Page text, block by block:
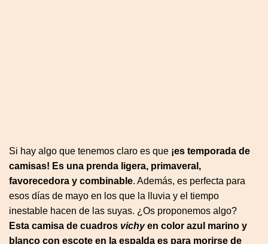
Si hay algo que tenemos claro es que ¡es temporada de
camisas! Es una prenda ligera, primaveral,
favorecedora y combinable. Además, es perfecta para
esos días de mayo en los que la lluvia y el tiempo
inestable hacen de las suyas. ¿Os proponemos algo?
Esta camisa de cuadros vichyen color azul marino y
blanco con escote en la espalda es para morirse de